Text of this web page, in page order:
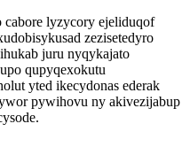
lyzycory ejeliduqof
zezisetedyro
juru nyqykajato
qupyqexokutu
yted ikecydonas ederak
pywihovu ny akivezijabup